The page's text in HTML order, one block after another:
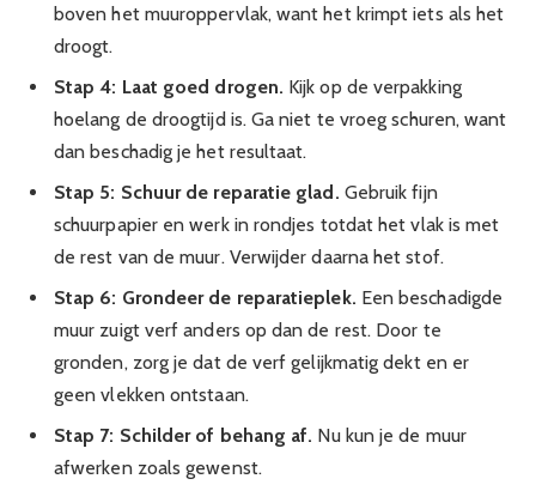
boven het muuroppervlak, want het krimpt iets als het
droogt.
Stap 4: Laat goed drogen. Kijk op de verpakking
hoelang de droogtijd is. Ga niet te vroeg schuren, want
dan beschadig je het resultaat.
Stap 5: Schuur de reparatie glad. Gebruik fijn
schuurpapier en werk in rondjes totdat het vlak is met
de rest van de muur. Verwijder daarna het stof.
Stap 6: Grondeer de reparatieplek. Een beschadigde
muur zuigt verf anders op dan de rest. Door te
gronden, zorg je dat de verf gelijkmatig dekt en er
geen vlekken ontstaan.
Stap 7: Schilder of behang af. Nu kun je de muur
afwerken zoals gewenst.